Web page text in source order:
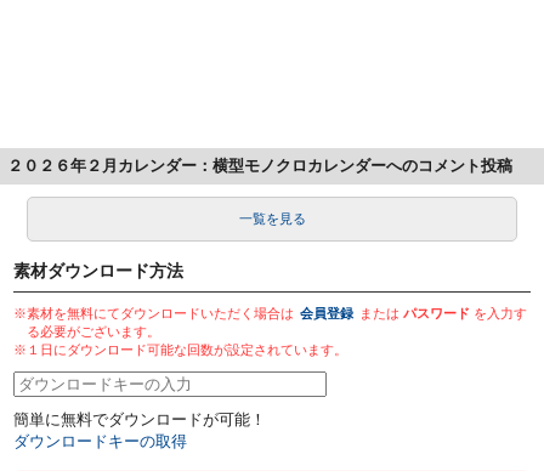
２０２６年２月カレンダー：横型モノクロカレンダーへのコメント投稿
一覧を見る
素材ダウンロード方法
※素材を無料にてダウンロードいただく場合は 会員登録 またはパスワード を入力す
る必要がございます。
※１日にダウンロード可能な回数が設定されています。
簡単に無料でダウンロードが可能！
ダウンロードキーの取得